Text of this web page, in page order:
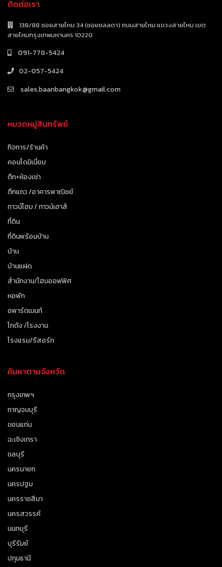
ติดต่อเรา
138/88 ซอยสายไหม 34 (ซอยชลลดา) ถนนสายไหม แขวงสายไหม เขต
สายไหมกรุงเทพมหานคร 10220
091-778-5424
02-057-5424
sales.baanbangkok@gmail.com
หมวดหมู่สินทรัพย์
กิจการ/ร้านค้า
คอนโดมิเนี่ยม
ตึก+ห้องเช่า
ตึกแถว /อาคารพาณิชย์
ทาวน์โฮม / ทาวน์เฮาส์
ที่ดิน
ที่ดินพร้อมบ้าน
บ้าน
บ้านแฝด
สำนักงาน/โฮมออฟฟิศ
หอพัก
อพาร์ตเมนท์
โกดัง /โรงงาน
โรงแรม/รีสอร์ท
ค้นหาตามจังหวัด
กรุงเทพฯ
กาญจนบุรี
ขอนแก่น
ฉะเชิงเทรา
ชลบุรี
นครนายก
นครปฐม
นครราชสีมา
นครสวรรค์
นนทบุรี
บุรีรัมย์
ปทุมธานี